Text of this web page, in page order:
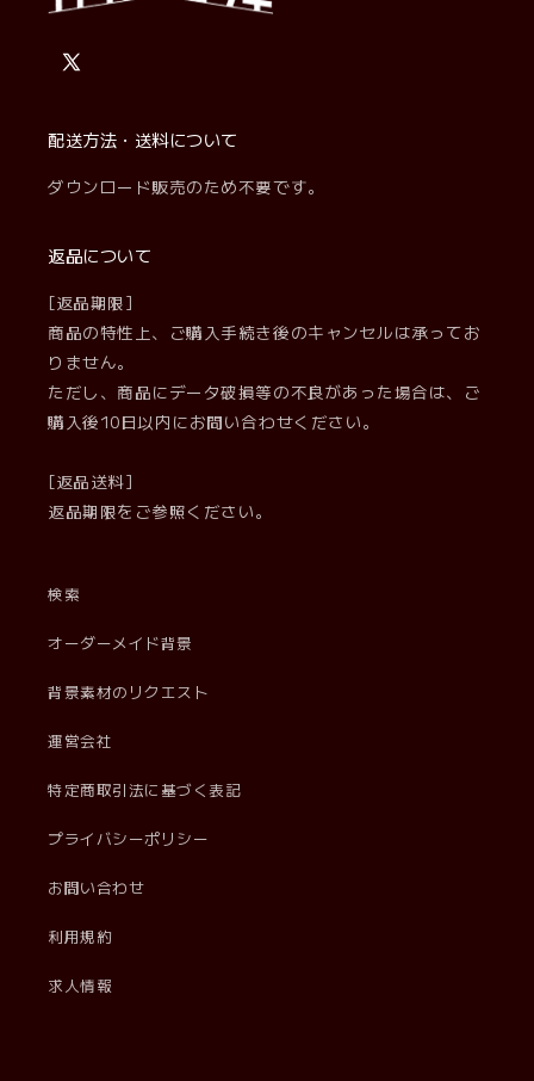
X
配送方法・送料について
ダウンロード販売のため不要です。
返品について
[返品期限]
商品の特性上、ご購入手続き後のキャンセルは承ってお
りません。
ただし、商品にデータ破損等の不良があった場合は、ご
購入後10日以内にお問い合わせください。
[返品送料]
返品期限をご参照ください。
検索
オーダーメイド背景
背景素材のリクエスト
運営会社
特定商取引法に基づく表記
プライバシーポリシー
お問い合わせ
利用規約
求人情報